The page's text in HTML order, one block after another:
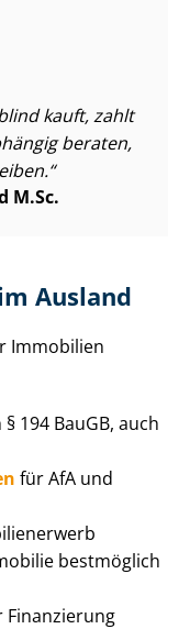
kauft, zahlt
beraten,
M.Sc.
Ausland
Immobilien
194 BauGB, auch
für AfA und
bestmöglich
Finanzierung